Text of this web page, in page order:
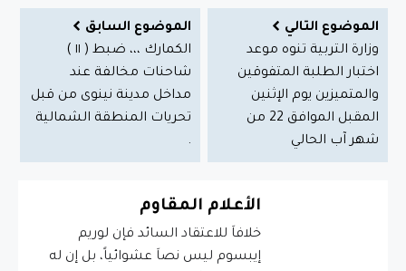
الموضوع التالي
وزارة التربية تنوه موعد
اختبار الطلبة المتفوقين
والمتميزين يوم الإثنين
المقبل الموافق 22 من
شهر آب الحالي
الموضوع السابق
الكمارك ،،، ضبط ( ١١ )
شاحنات مخالفة عند
مداخل مدينة نينوى من قبل
تحريات المنطقة الشمالية
.
الأعلام المقاوم
خلافاَ للاعتقاد السائد فإن لوريم
إيبسوم ليس نصاَ عشوائياً، بل إن له